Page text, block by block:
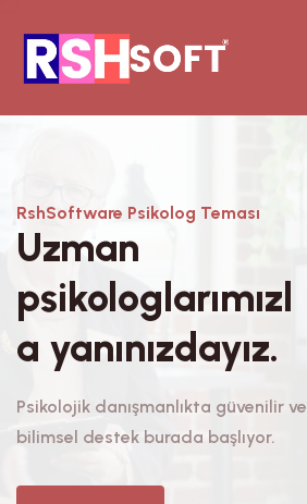
RshSoftware Psikolog Teması
Uzman
psikologlarımızl
a yanınızdayız.
Psikolojik danışmanlıkta güvenilir ve
bilimsel destek burada başlıyor.